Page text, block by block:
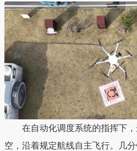
在自动化调度系统的指挥下，
空，沿着规定航线自主飞行。几